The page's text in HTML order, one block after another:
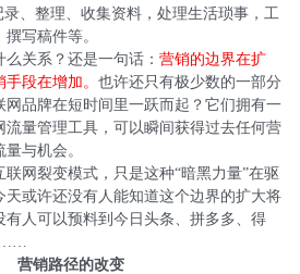
、整理、收集资料，处理生活琐事，工
写稿件等。
关系？还是一句话：营销的边界在扩
手段在增加。也许还只有极少数的一部分
品牌在短时间里一跃而起？它们拥有一
量管理工具，可以瞬间获得过去任何营
与机会。
网裂变模式，只是这种“暗黑力量”在驱
或许还没有人能知道这个边界的扩大将
人可以预料到今日头条、拼多多、得
营销路径的改变